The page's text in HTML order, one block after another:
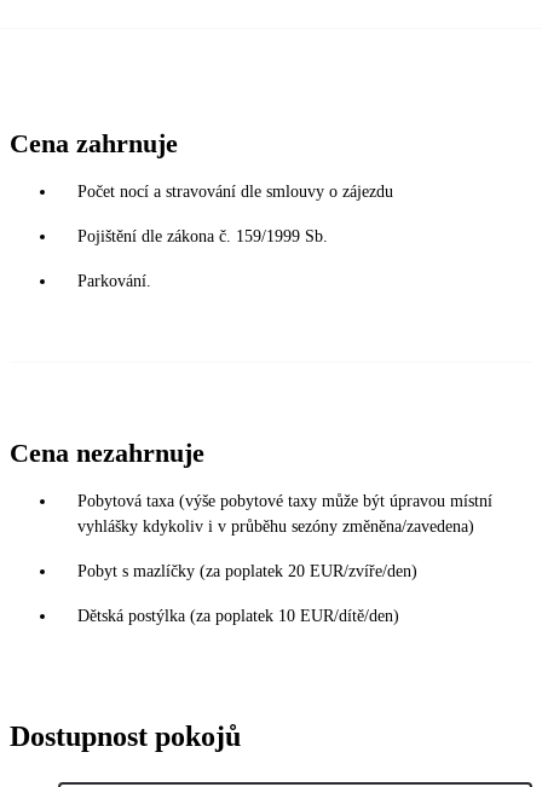
Cena zahrnuje
Počet nocí a stravování dle smlouvy o zájezdu
Pojištění dle zákona č. 159/1999 Sb.
Parkování.
Cena nezahrnuje
Pobytová taxa (výše pobytové taxy může být úpravou místní
vyhlášky kdykoliv i v průběhu sezóny změněna/zavedena)
Pobyt s mazlíčky (za poplatek 20 EUR/zvíře/den)
Dětská postýlka (za poplatek 10 EUR/dítě/den)
Dostupnost pokojů